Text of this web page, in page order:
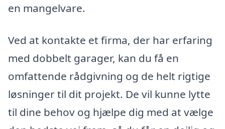
en mangelvare.
Ved at kontakte et firma, der har erfaring
med dobbelt garager, kan du få en
omfattende rådgivning og de helt rigtige
løsninger til dit projekt. De vil kunne lytte
til dine behov og hjælpe dig med at vælge